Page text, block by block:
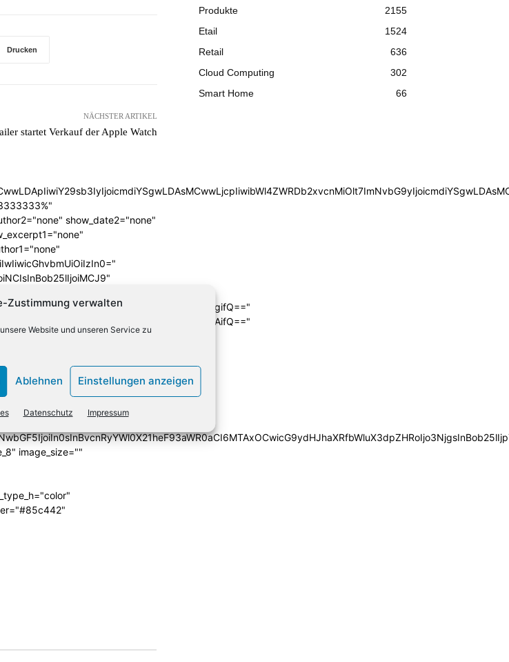
Zustimmung verwalten
Website und unseren Service zu
Ablehnen Einstellungen anzeigen
Datenschutz Impressum
Drucken
NÄCHSTER ARTIKEL
startet Verkauf der Apple Watch
show_date2="none"
ajax_pagination=""
image_size=""
Produkte
2155
Etail
1524
Retail
636
Cloud Computing
302
Smart Home
66